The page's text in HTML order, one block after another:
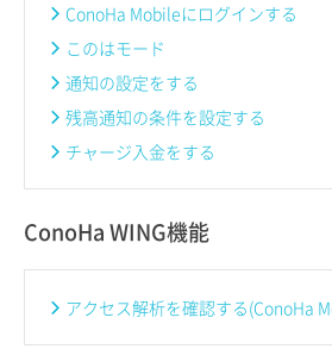
ConoHa Mobileにログインする
このはモード
通知の設定をする
残高通知の条件を設定する
チャージ入金をする
ConoHa WING機能
アクセス解析を確認する(ConoHa